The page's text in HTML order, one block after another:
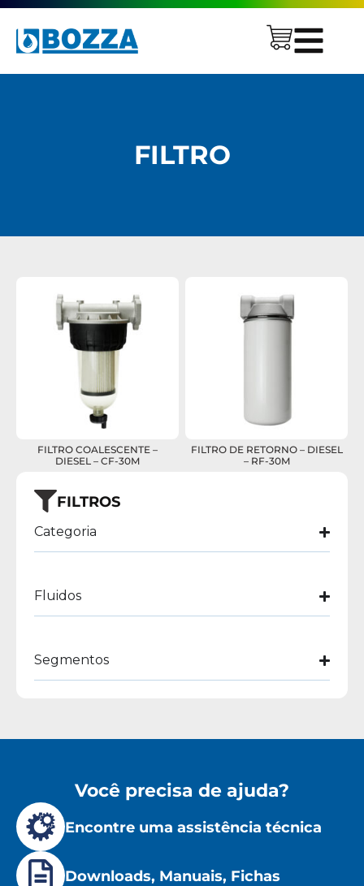
FILTRO
FILTROS
Categoria
Fluidos
Segmentos
FILTRO COALESCENTE –
DIESEL – CF-30M
FILTRO DE RETORNO – DIESEL
– RF-30M
Você precisa de ajuda?
Encontre uma assistência técnica
Downloads, Manuais, Fichas